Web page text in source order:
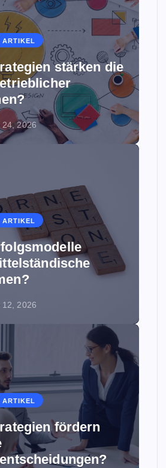
ARTIKEL
stärken die
24, 2026
ARTIKEL
12, 2026
ARTIKEL
fördern